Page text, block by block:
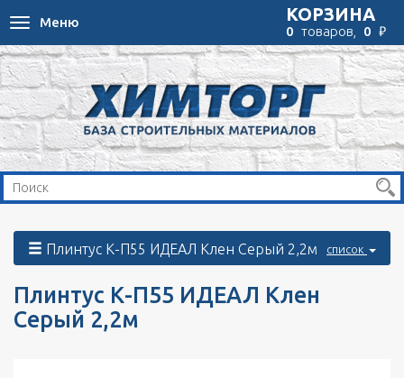
Toggle
navigation
Меню КОРЗИНА
0 товаров, 0 ₽
Плинтус К-П55 ИДЕАЛ Клен Серый 2,2м список
Плинтус К-П55 ИДЕАЛ Клен
Серый 2,2м